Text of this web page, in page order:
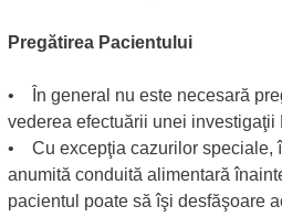
Pregătirea Pacientului
• În general nu este necesară
vederea efectuării unei investigaţii
• Cu excepţia cazurilor speciale,
anumită conduită alimentară
pacientul poate să îşi desfăşoare